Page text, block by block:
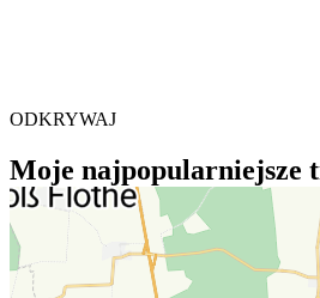
ODKRYWAJ
Moje najpopularniejsze